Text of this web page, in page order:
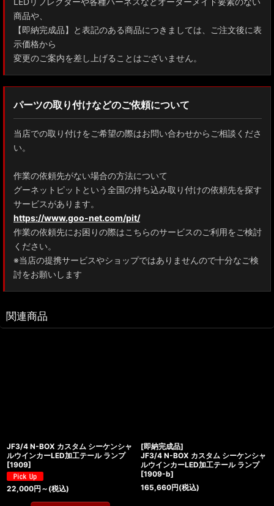
商品や、
【即納完成品】と表記のある商品につきましては、ご注文後に表
示価格から
変更のご案内を差し上げることはございません。
パーツの取り付けなどのご依頼について
当店での取り付けをご希望の際はお問い合わせからご相談くださ
い。
作業の依頼先がない場合の方法について
グーネットピットという全国の持ち込み取り付けの依頼先を探す
サービスがあります。
https://www.goo-net.com/pit/
作業の依頼先にお困りの際はこちらのサービスのご利用をご検討
ください。
※当店の提携サービスやショップではありませんので十分なご検
討をお願いします
関連商品
JF3/4 N-BOX カスタム シーケンシャ
ルウインカーLED加工テール ランプ
[1909]
22,000円 ～ (税込)
[即納完成品]
JF3/4 N-BOX カスタム シーケンシャ
ルウインカーLED加工テール ランプ
[1909-b]
165,660円(税込)